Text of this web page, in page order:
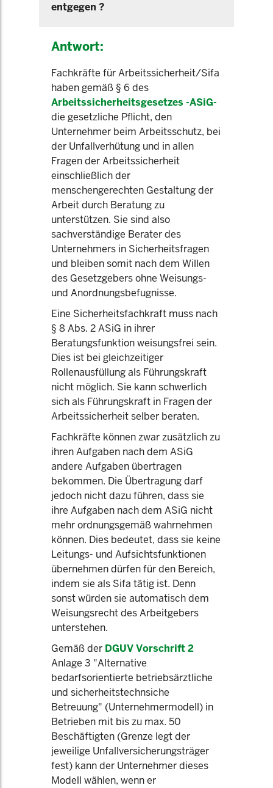
entgegen ?
Antwort:
Fachkräfte für Arbeitssicherheit/Sifa
haben gemäß § 6 des
Arbeitssicherheitsgesetzes -ASiG-
die gesetzliche Pflicht, den
Unternehmer beim Arbeitsschutz, bei
der Unfallverhütung und in allen
Fragen der Arbeitssicherheit
einschließlich der
menschengerechten Gestaltung der
Arbeit durch Beratung zu
unterstützen. Sie sind also
sachverständige Berater des
Unternehmers in Sicherheitsfragen
und bleiben somit nach dem Willen
des Gesetzgebers ohne Weisungs-
und Anordnungsbefugnisse.
Eine Sicherheitsfachkraft muss nach
§ 8 Abs. 2 ASiG in ihrer
Beratungsfunktion weisungsfrei sein.
Dies ist bei gleichzeitiger
Rollenausfüllung als Führungskraft
nicht möglich. Sie kann schwerlich
sich als Führungskraft in Fragen der
Arbeitssicherheit selber beraten.
Fachkräfte können zwar zusätzlich zu
ihren Aufgaben nach dem ASiG
andere Aufgaben übertragen
bekommen. Die Übertragung darf
jedoch nicht dazu führen, dass sie
ihre Aufgaben nach dem ASiG nicht
mehr ordnungsgemäß wahrnehmen
können. Dies bedeutet, dass sie keine
Leitungs- und Aufsichtsfunktionen
übernehmen dürfen für den Bereich,
indem sie als Sifa tätig ist. Denn
sonst würden sie automatisch dem
Weisungsrecht des Arbeitgebers
unterstehen.
Gemäß der DGUV Vorschrift 2
Anlage 3 "Alternative
bedarfsorientierte betriebsärztliche
und sicherheitstechnsiche
Betreuung" (Unternehmermodell) in
Betrieben mit bis zu max. 50
Beschäftigten (Grenze legt der
jeweilige Unfallversicherungsträger
fest) kann der Unternehmer dieses
Modell wählen, wenn er